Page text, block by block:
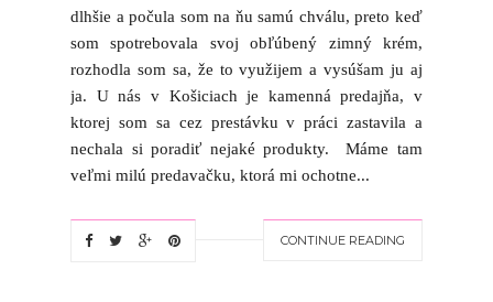
dlhšie a počula som na ňu samú chválu, preto keď
som spotrebovala svoj obľúbený zimný krém,
rozhodla som sa, že to využijem a vysúšam ju aj
ja. U nás v Košiciach je kamenná predajňa, v
ktorej som sa cez prestávku v práci zastavila a
nechala si poradiť nejaké produkty. Máme tam
veľmi milú predavačku, ktorá mi ochotne...
CONTINUE READING